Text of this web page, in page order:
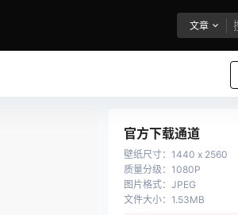
文章
官方下载通道
壁纸尺寸： 1440 x 2560
质量分级 ： 1080P
图片格式： JPEG
文件大小： 1.53MB